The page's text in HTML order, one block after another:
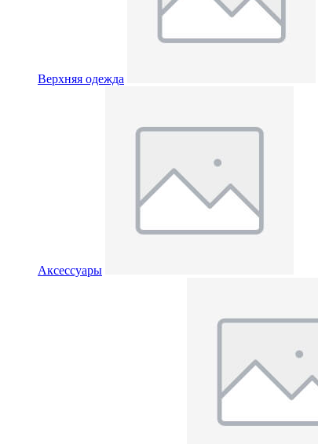
Верхняя одежда
Аксессуары